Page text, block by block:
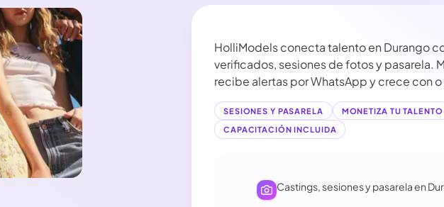
HolliModels conecta talento en Durango
verificados, sesiones de fotos y pasarela.
recibe alertas por WhatsApp y crece con
SESIONES Y PASARELA MONETIZA TU TALENTO
CAPACITACIÓN INCLUIDA
Castings, sesiones y pasarela en